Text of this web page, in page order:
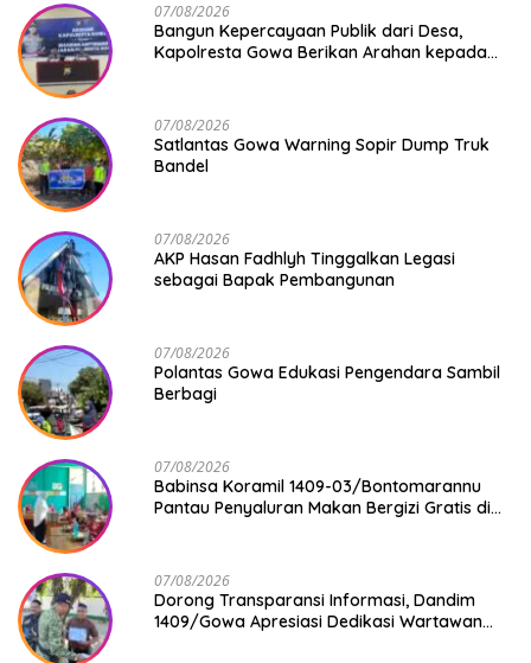
07/08/2026
Bangun Kepercayaan Publik dari Desa,
Kapolresta Gowa Berikan Arahan kepada
07/08/2026
Satlantas Gowa Warning Sopir Dump Truk
Bandel
07/08/2026
AKP Hasan Fadhlyh Tinggalkan Legasi
sebagai Bapak Pembangunan
07/08/2026
Polantas Gowa Edukasi Pengendara Sambil
Berbagi
07/08/2026
Babinsa Koramil 1409-03/Bontomarannu
Pantau Penyaluran Makan Bergizi Gratis di
07/08/2026
Dorong Transparansi Informasi, Dandim
1409/Gowa Apresiasi Dedikasi Wartawan